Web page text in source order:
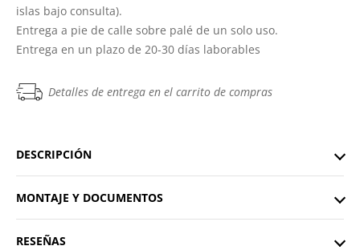
islas bajo consulta).
Entrega a pie de calle sobre palé de un solo uso.
Entrega en un plazo de 20-30 días laborables
Detalles de entrega en el carrito de compras
DESCRIPCIÓN
MONTAJE Y DOCUMENTOS
RESEÑAS